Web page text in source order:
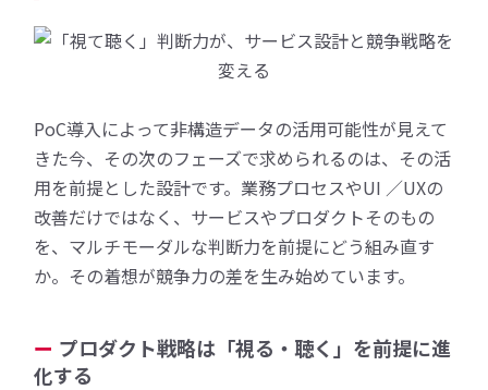
PoC導入によって非構造データの活用可能性が見えて
きた今、その次のフェーズで求められるのは、その活
用を前提とした設計です。業務プロセスやUI ／UXの
改善だけではなく、サービスやプロダクトそのもの
を、マルチモーダルな判断力を前提にどう組み直す
か。その着想が競争力の差を生み始めています。
プロダクト戦略は「視る・聴く」を前提に進
化する